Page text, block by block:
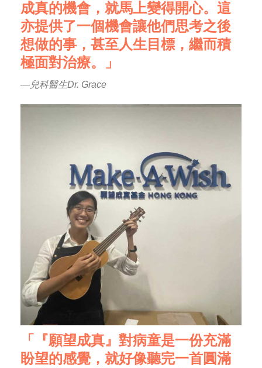
成真的機會，就馬上變得開心。這
亦提供了一個機會讓他們思考之後
想做的事，甚至人生目標，繼而積
極面對治療。」
—兒科醫生Dr. Grace
「『願望成真』對病童是一份充滿
盼望的感覺，就好像聽完一首圓滿